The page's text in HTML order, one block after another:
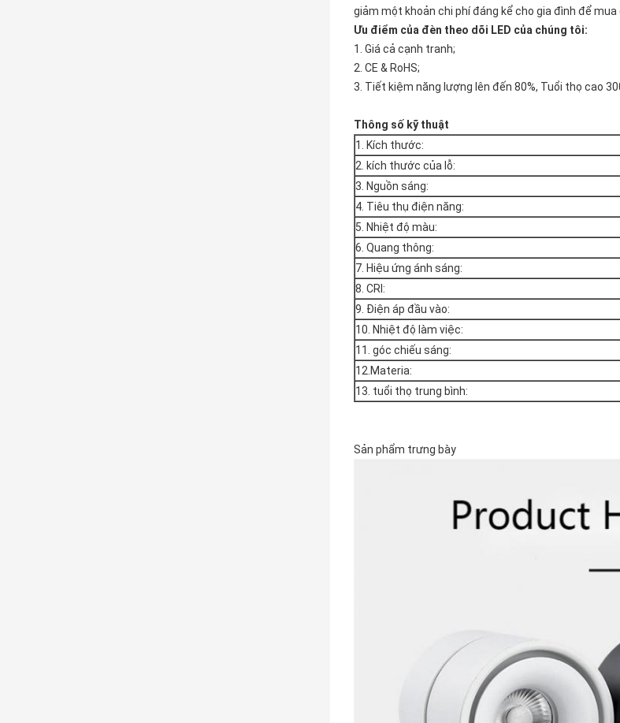
giảm một khoản chi phí đáng kể cho gia đình để mua
Ưu điểm của đèn theo dõi LED của chúng tôi:
1. Giá cả cạnh tranh;
2. CE & RoHS;
3. Tiết kiệm năng lượng lên đến 80%, Tuổi thọ cao
Thông số kỹ thuật
1. Kích thước:
2. kích thước của lỗ:
3. Nguồn sáng:
4. Tiêu thụ điện năng:
5. Nhiệt độ màu:
6. Quang thông:
7. Hiệu ứng ánh sáng:
8. CRI:
9. Điện áp đầu vào:
10. Nhiệt độ làm việc:
11. góc chiếu sáng:
12.Materia:
13. tuổi thọ trung bình:
Sản phẩm trưng bày